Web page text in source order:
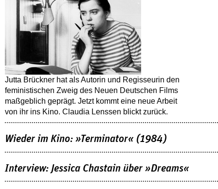
Jutta Brückner hat als Autorin und Regisseurin den
feministischen Zweig des Neuen Deutschen Films
maßgeblich geprägt. Jetzt kommt eine neue Arbeit
von ihr ins Kino. Claudia Lenssen blickt zurück.
Wieder im Kino: »Terminator« (1984)
Interview: Jessica Chastain über »Dreams«